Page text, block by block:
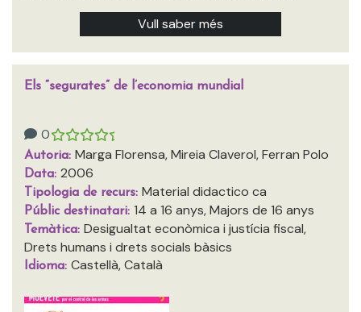
Vull saber més
Els “segurates” de l’economia mundial
0
Autoria: Marga Florensa, Mireia Claverol, Ferran Polo
Data: 2006
Tipologia de recurs: Material didactico ca
Públic destinatari: 14 a 16 anys, Majors de 16 anys
Temàtica: Desigualtat econòmica i justícia fiscal,
Drets humans i drets socials bàsics
Idioma: Castellà, Català